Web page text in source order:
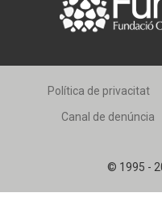
© 1995 -
Política de privacitat
Canal de denúncia